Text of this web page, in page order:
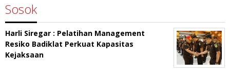
Sosok
Harli Siregar : Pelatihan Management
Resiko Badiklat Perkuat Kapasitas
Kejaksaan